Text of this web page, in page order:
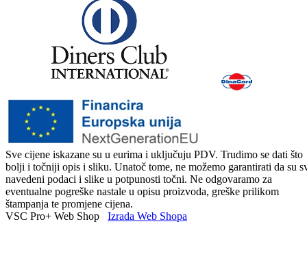
Sve cijene iskazane su u eurima i uključuju PDV. Trudimo se dati što
bolji i točniji opis i sliku. Unatoč tome, ne možemo garantirati da su
navedeni podaci i slike u potpunosti točni. Ne odgovaramo za
eventualne pogreške nastale u opisu proizvoda, greške prilikom
štampanja te promjene cijena.
VSC Pro+ Web Shop Izrada Web Shopa